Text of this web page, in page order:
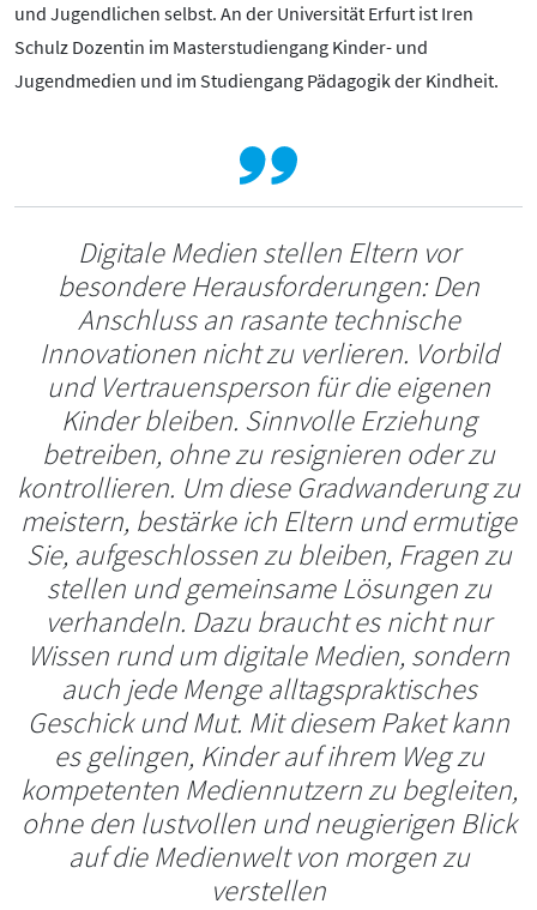
und Jugendlichen selbst. An der Universität Erfurt ist Iren
Schulz Dozentin im Masterstudiengang Kinder- und
Jugendmedien und im Studiengang Pädagogik der Kindheit.
Digitale Medien stellen Eltern vor
besondere Herausforderungen: Den
Anschluss an rasante technische
Innovationen nicht zu verlieren. Vorbild
und Vertrauensperson für die eigenen
Kinder bleiben. Sinnvolle Erziehung
betreiben, ohne zu resignieren oder zu
kontrollieren. Um diese Gradwanderung zu
meistern, bestärke ich Eltern und ermutige
Sie, aufgeschlossen zu bleiben, Fragen zu
stellen und gemeinsame Lösungen zu
verhandeln. Dazu braucht es nicht nur
Wissen rund um digitale Medien, sondern
auch jede Menge alltagspraktisches
Geschick und Mut. Mit diesem Paket kann
es gelingen, Kinder auf ihrem Weg zu
kompetenten Mediennutzern zu begleiten,
ohne den lustvollen und neugierigen Blick
auf die Medienwelt von morgen zu
verstellen